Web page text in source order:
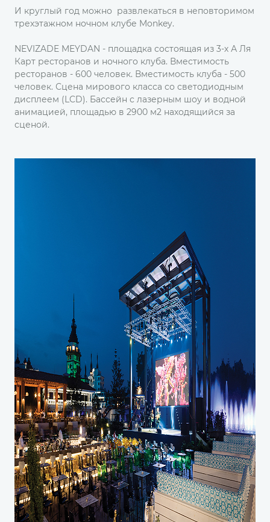
И круглый год можно развлекаться в неповторимом
трехэтажном ночном клубе Monkey.
NEVIZADE MEYDAN - площадка состоящая из 3-х А Ля
Карт ресторанов и ночного клуба. Вместимость
ресторанов - 600 человек. Вместимость клуба - 500
человек. Сцена мирового класса со светодиодным
дисплеем (LCD). Бассейн с лазерным шоу и водной
анимацией, площадью в 2900 м2 находящийся за
сценой.